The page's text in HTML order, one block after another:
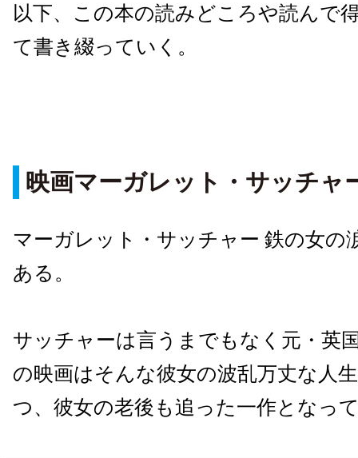
以下、この本の読みどころや読んで
て書き綴っていく。
映画マーガレット・サッチャ
マーガレット・サッチャー 鉄の女の
ある。
サッチャーは言うまでもなく元・英
の映画はそんな彼女の波乱万丈な人
つ、彼女の老後も追った一作となっ